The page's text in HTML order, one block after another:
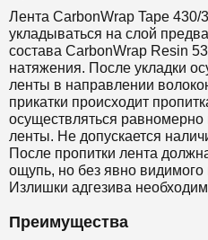
Лента CarbonWrap Tape 430/
укладываться на слой
состава CarbonWrap Resin
натяжения. После укладки
ленты в направлении
прикатки происходит
осуществляться равномерно
ленты. Не допускается
После пропитки лента
ощупь, но без явно видимого
Излишки адгезива
Преимущества